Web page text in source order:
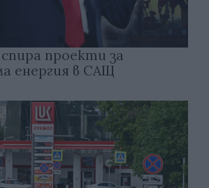
проекти за
енергия в САЩ